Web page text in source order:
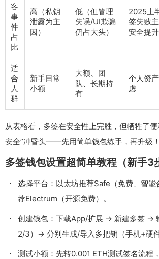
客
事
件
占
比
高（私钥
泄露为主
因）
低（但管理
失误/UI欺骗
仍占大头）
2025上
签失败
安全提升
适
合
人
群
新手日常
小额
大额、团
队、长期持
有
个人资
虑
从表格看，多签在安全性上完胜，但牺牲了
安全”冲昏头——先用简单钱包练手，再升级！
多签钱包设置超简单教程（新手3
选择平台：以太坊推荐Safe（免费、智能
荐Electrum（开源免费）。
创建钱包：下载App/扩展 → 新建多签 →
2/3）→ 分别生成/导入多把钥（手机+硬件
测试小额：先转0.001 ETH测试签名流程